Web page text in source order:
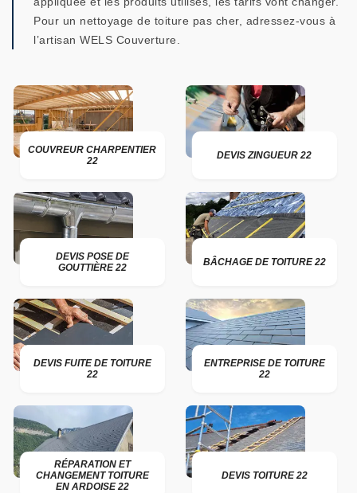
Pour un nettoyage de toiture pas cher, adressez-vous à
l’artisan WELS Couverture.
COUVREUR CHARPENTIER
22
DEVIS ZINGUEUR 22
DEVIS POSE DE
GOUTTIÈRE 22
BÂCHAGE DE TOITURE 22
DEVIS FUITE DE TOITURE
22
ENTREPRISE DE TOITURE
22
RÉPARATION ET
CHANGEMENT TOITURE
EN ARDOISE 22
DEVIS TOITURE 22